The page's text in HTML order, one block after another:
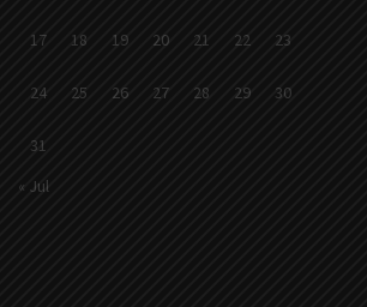
17 18 19 20 21 22 23
24 25 26 27 28 29 30
31
« Jul